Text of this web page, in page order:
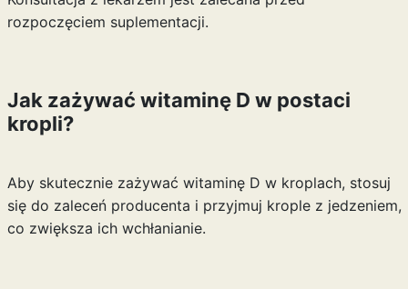
rozpoczęciem suplementacji.
Jak zażywać witaminę D w postaci
kropli?
Aby skutecznie zażywać witaminę D w kroplach, stosuj
się do zaleceń producenta i przyjmuj krople z jedzeniem,
co zwiększa ich wchłanianie.